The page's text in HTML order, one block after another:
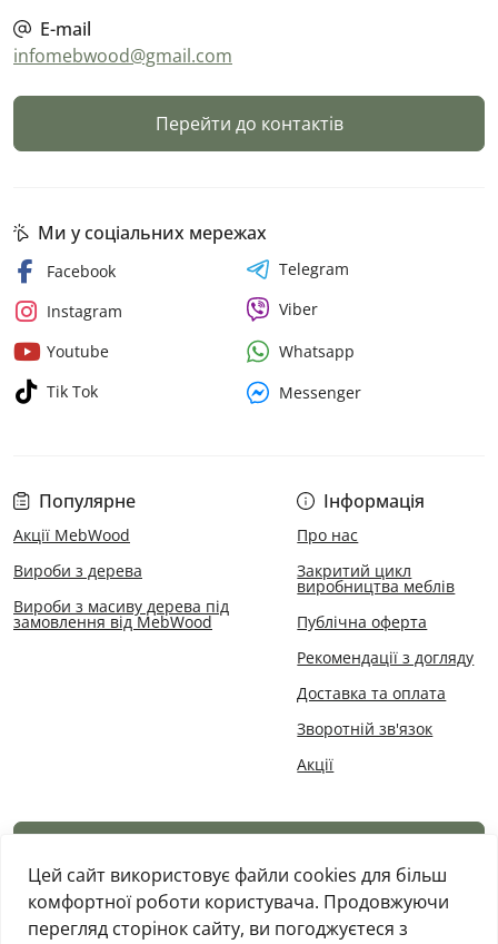
E-mail
infomebwood@gmail.com
Перейти до контактів
Популярне
Акції MebWood
Вироби з дерева
Вироби з масиву дерева під
замовлення від MebWood
Інформація
Про нас
Закритий цикл
виробництва меблів
Публічна оферта
Рекомендації з догляду
Доставка та оплата
Зворотній зв'язок
Акції
Ми у соціальних мережах
Facebook
Instagram
Youtube
Tik Tok
Telegram
Viber
Whatsapp
Messenger
Цей сайт використовує файли cookies для більш
комфортної роботи користувача. Продовжуючи
перегляд сторінок сайту, ви погоджуєтеся з